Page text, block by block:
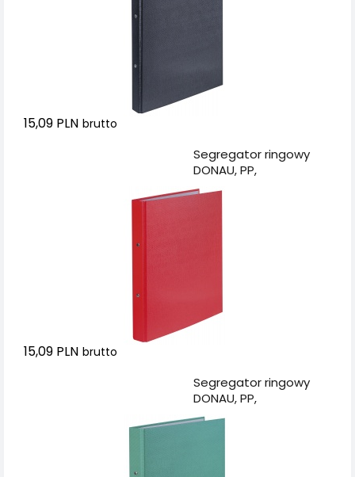
15,09 PLN brutto
Segregator ringowy
DONAU, PP,
A4/2R/20mm,
15,09 PLN brutto
Segregator ringowy
DONAU, PP,
A4/2R/20mm, zielony